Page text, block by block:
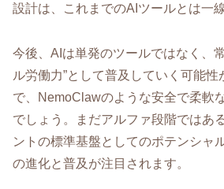
設計は、これまでのAIツールとは一
今後、AIは単発のツールではなく、
ル労働力”として普及していく可能性
で、NemoClawのような安全で柔軟
でしょう。まだアルファ段階ではあ
ントの標準基盤としてのポテンシャ
の進化と普及が注目されます。